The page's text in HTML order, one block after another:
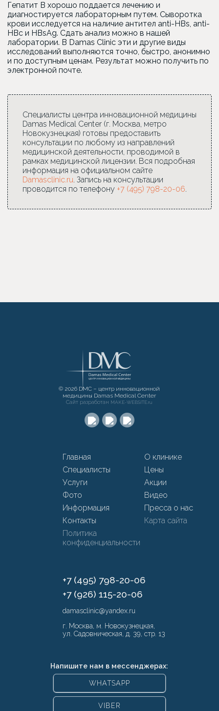
Гепатит В хорошо поддается лечению и
диагностируется лабораторным путем. Сыворотка
крови исследуется на наличие антител anti-HBs, anti-
HBc и HBsAg. Сдать анализ можно в нашей
лаборатории. В Damas Clinic эти и другие виды
исследований выполняются точно, быстро, анонимно
и по доступным ценам. Результат можно получить по
электронной почте.
Специалисты центра инновационной медицины
Damas Medical Center (г. Москва, метро
Новокузнецкая) готовы предоставить
консультации по любому из направлений
медицинской деятельности, проводимой в
рамках медицинской лицензии. Вся подробная
информация на официальном сайте
Damasclinic.ru. Запись на консультации
проводится по телефону +7 (495) 798-20-06.
© 2026 DMC – центр инновационной
медицины Damas Medical Center
Сайт разработан MAKE-WEBSITE.ru
Главная
О клинике
Специалисты
Цены
Услуги
Акции
Фото
Видео
Информация
Пресса о нас
Контакты
Карта сайта
Политика
конфиденциальности
+7 (495) 798-20-06
+7 (926) 115-20-06
damasclinic@yandex.ru
г. Москва, м. Новокузнецкая,
ул. Садовническая, д. 39, стр. 13
Напишите нам в мессенджерах:
WHATSAPP
VIBER